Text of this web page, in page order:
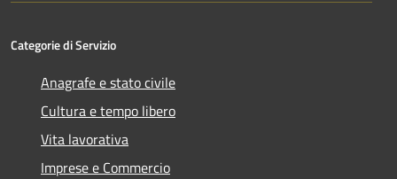
Categorie di Servizio
Anagrafe e stato civile
Cultura e tempo libero
Vita lavorativa
Imprese e Commercio